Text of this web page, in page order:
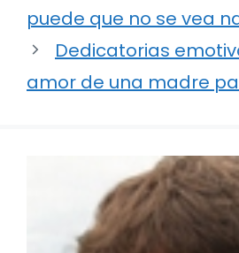
puede que no se vea
Dedicatorias
amor de una madre